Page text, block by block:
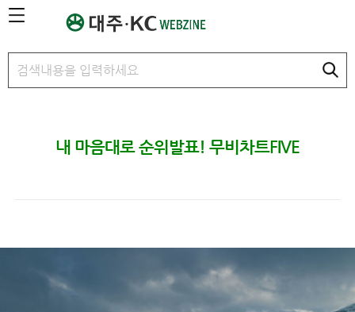
본문 바로가기
내 마음대로 순위발표! 무비차트FIVE